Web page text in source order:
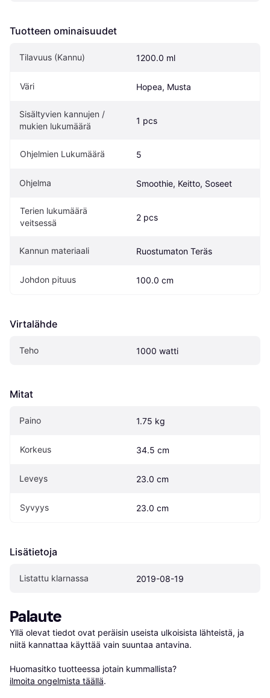
Tuotteen ominaisuudet
Tilavuus (Kannu) 1200.0 ml
Väri Hopea, Musta
Sisältyvien kannujen /
mukien lukumäärä
1 pcs
Ohjelmien Lukumäärä 5
Ohjelma Smoothie, Keitto, Soseet
Terien lukumäärä
veitsessä
2 pcs
Kannun materiaali Ruostumaton Teräs
Johdon pituus 100.0 cm
Virtalähde
Teho 1000 watti
Mitat
Paino 1.75 kg
Korkeus 34.5 cm
Leveys 23.0 cm
Syvyys 23.0 cm
Lisätietoja
Listattu klarnassa 2019-08-19
Palaute
Yllä olevat tiedot ovat peräisin useista ulkoisista lähteistä, ja
niitä kannattaa käyttää vain suuntaa antavina.
Huomasitko tuotteessa jotain kummallista?
ilmoita ongelmista täällä.